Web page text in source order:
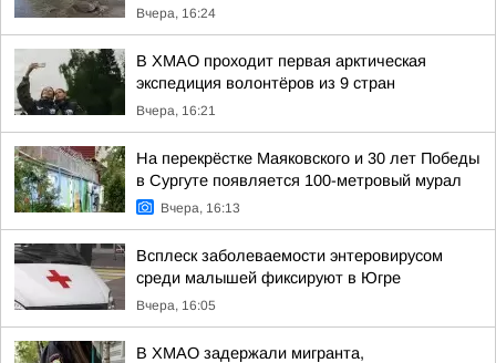
Вчера, 16:24
В ХМАО проходит первая арктическая
экспедиция волонтёров из 9 стран
Вчера, 16:21
На перекрёстке Маяковского и 30 лет Победы
в Сургуте появляется 100-метровый мурал
Вчера, 16:13
Всплеск заболеваемости энтеровирусом
среди малышей фиксируют в Югре
Вчера, 16:05
В ХМАО задержали мигранта,